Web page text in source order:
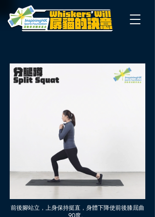
前後腳站立，上身保持挺直，身體下降使前後膝屈曲
90度。